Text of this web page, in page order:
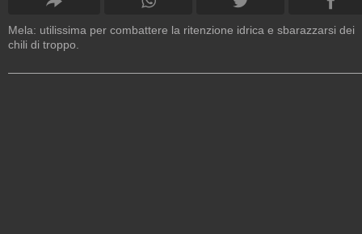
Mela: utilissima per combattere la ritenzione idrica e sbarazzarsi dei
chili di troppo.